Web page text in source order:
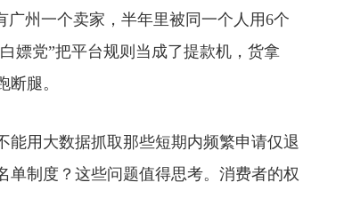
州一个卖家，半年里被同一个人用6个
嫖党”把平台规则当成了提款机，货拿
腿。
用大数据抓取那些短期内频繁申请仅退
制度？这些问题值得思考。消费者的权